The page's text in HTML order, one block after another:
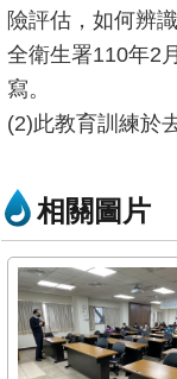
險評估，如何辨
全衛生署110年2
寫。
(2)此教育訓練於
相關圖片